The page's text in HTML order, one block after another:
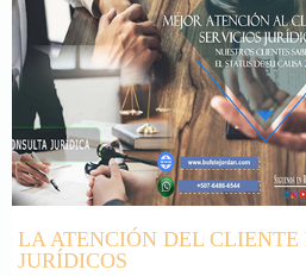
LA ATENCIÓN DEL CLIENTE
JURÍDICOS